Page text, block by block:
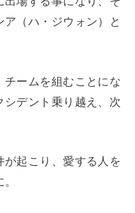
（ハ・ジウォン）と
チームを組むことにな
シデント乗り越え、次
が起こり、愛する人を